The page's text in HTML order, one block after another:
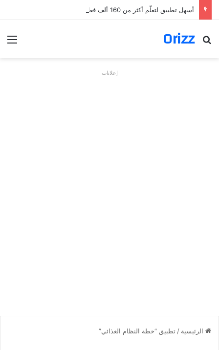
أسهل تطبيق لتعلّم أكثر من 160 ألف فعل بالألمانية
Orizz
بحث عن
إعلانات
الرئيسية / تطبيق “خطة النظام الغذائي”